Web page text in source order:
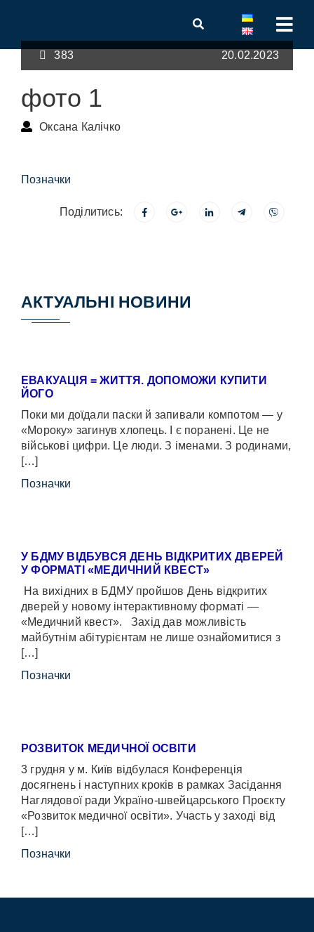
383 20.02.2023
фото 1
Оксана Калічко
Позначки
Поділитись:
АКТУАЛЬНІ НОВИНИ
ЕВАКУАЦІЯ = ЖИТТЯ. ДОПОМОЖИ КУПИТИ
ЙОГО
Поки ми доїдали паски й запивали компотом — у
«Мороку» загинув хлопець. І є поранені. Це не
військові цифри. Це люди. З іменами. З родинами,
[…]
Позначки
У БДМУ ВІДБУВСЯ ДЕНЬ ВІДКРИТИХ ДВЕРЕЙ
У ФОРМАТІ «МЕДИЧНИЙ КВЕСТ»
На вихідних в БДМУ пройшов День відкритих
дверей у новому інтерактивному форматі —
«Медичний квест». Захід дав можливість
майбутнім абітурієнтам не лише ознайомитися з
[…]
Позначки
РОЗВИТОК МЕДИЧНОЇ ОСВІТИ
3 грудня у м. Київ відбулася Конференція
досягнень і наступних кроків в рамках Засідання
Наглядової ради Україно-швейцарського Проєкту
«Розвиток медичної освіти». Участь у заході від
[…]
Позначки